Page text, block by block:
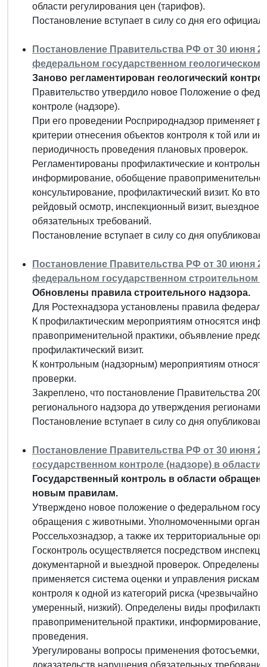
области регулирования цен (тарифов).
Постановление вступает в силу со дня его
Постановление Правительства РФ от 30 июня
федеральном государственном геологическом
Заново регламентирован геологический
Правительство утвердило новое Положение о
контроле (надзоре).
При его проведении Росприроднадзор применяет
критерии отнесения объектов контроля к той или
периодичность проведения плановых проверок.
Регламентированы профилактические и
информирование, обобщение
консультирование, профилактический визит. Ко
рейдовый осмотр, инспекционный визит,
обязательных требований.
Постановление вступает в силу со дня
Постановление Правительства РФ от 30 июня
федеральном государственном строительном
Обновлены правила строительного надзора.
Для Ростехнадзора установлены правила
К профилактическим мероприятиям относятся
правоприменительной практики, объявление
профилактический визит.
К контрольным (надзорным) мероприятиям
проверки.
Закреплено, что постановление Правительства
регионального надзора до утверждения регионами
Постановление вступает в силу со дня
Постановление Правительства РФ от 30 июня
государственном контроле (надзоре) в
Государственный контроль в области
новым правилам.
Утверждено новое положение о федеральном
обращения с животными. Уполномоченными
Россельхознадзор, а также их территориальные
Госконтроль осуществляется посредством
документарной и выездной проверок. Определены
применяется система оценки и управления
контроля к одной из категорий риска
умеренный, низкий). Определены виды
правоприменительной практики, информирование,
проведения.
Урегулированы вопросы применения фотосъемки,
доказательств нарушения обязательных